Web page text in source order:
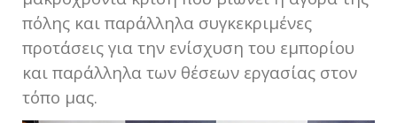
πόλης και παράλληλα συγκεκριμένες
προτάσεις για την ενίσχυση του εμπορίου
και παράλληλα των θέσεων εργασίας στον
τόπο μας.